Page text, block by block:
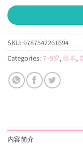
SKU: 9787542261694
Categories: 7~9岁, 绘本,
内容简介